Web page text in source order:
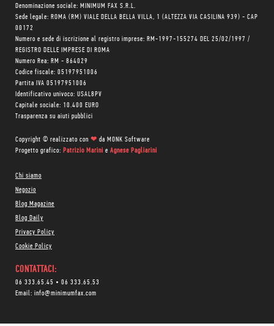
Denominazione sociale: MINIMUM FAX S.R.L.
Sede legale: ROMA (RM) VIALE DELLA BELLA VILLA, 1 (ALTEZZA VIA CASILINA 939) - CAP
00172
Numero e sede di iscrizione al registro imprese: RM-1997-155274 DEL 25/02/1997 /
REGISTRO DELLE IMPRESE DI ROMA
Numero Rea: RM - 864029
Codice fiscale: 05197951006
Partita IVA 05197951006
Identificativo univoco: USAL8PV
Capitale sociale: 10.400 EURO
Trasparenza su aiuti pubblici
Copyright © realizzato con ❤ da MONK Software
Progetto grafico: Patrizio Marini e Agnese Pagliarini
Chi siamo
Negozio
Blog Magazine
Blog Daily
Privacy Policy
Cookie Policy
CONTATTACI:
06 333.65.45 • 06 333.65.53
Email: info@minimumfax.com